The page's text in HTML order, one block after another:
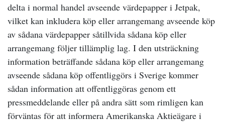
delta i normal handel avseende värdepapper i Jetpak,
vilket kan inkludera köp eller arrangemang avseende köp
av sådana värdepapper såtillvida sådana köp eller
arrangemang följer tillämplig lag. I den utsträckning
information beträffande sådana köp eller arrangemang
avseende sådana köp offentliggörs i Sverige kommer
sådan information att offentliggöras genom ett
pressmeddelande eller på andra sätt som rimligen kan
förväntas för att informera Amerikanska Aktieägare i